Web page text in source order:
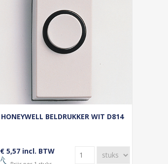
HONEYWELL BELDRUKKER WIT D814
€ 5,57 incl. BTW